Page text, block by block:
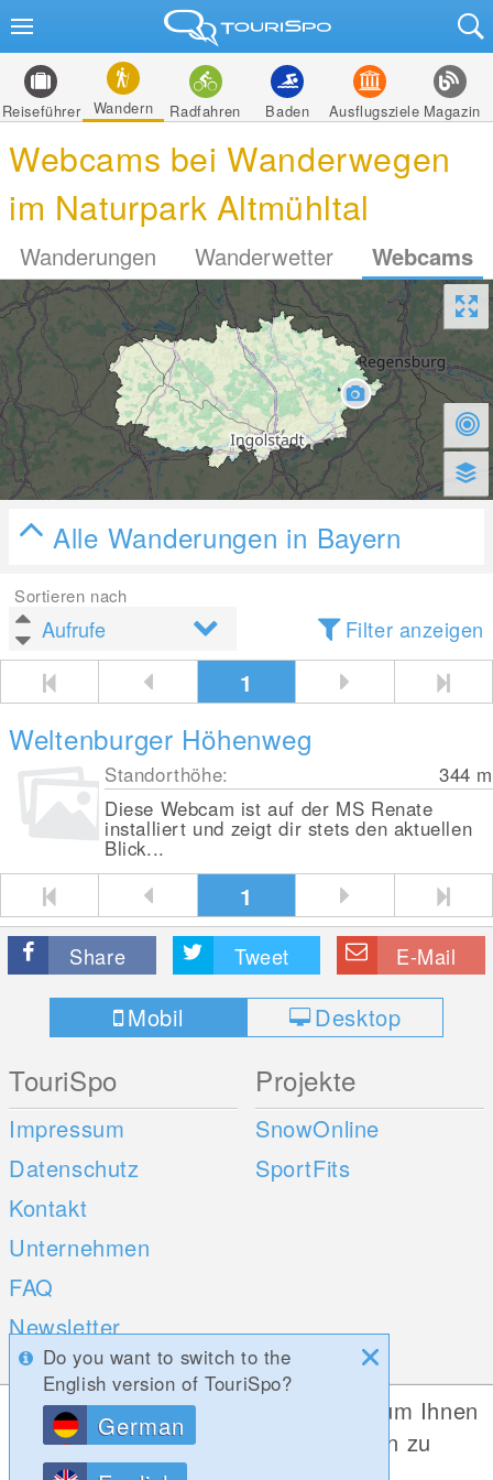
Reiseführer Wandern Radfahren Baden Ausflugsziele Magazin
Webcams bei Wanderwegen
im Naturpark Altmühltal
Wanderungen Wanderwetter Webcams
Alle Wanderungen in Bayern
Sortieren nach
Filter anzeigen
1
Weltenburger Höhenweg
Standorthöhe: 344 m
Diese Webcam ist auf der MS Renate
installiert und zeigt dir stets den aktuellen
Blick...
1
Share Tweet E-Mail
Mobil Desktop
TouriSpo
Impressum
Datenschutz
Kontakt
Unternehmen
FAQ
Newsletter
Umfragen
Projekte
SnowOnline
SportFits
Mobile Apps Social Web
Do you want to switch to the
English version of TouriSpo?
German
Diese Website verwendet Cookies, um Ihnen
die bestmögliche Funktionalität bieten zu